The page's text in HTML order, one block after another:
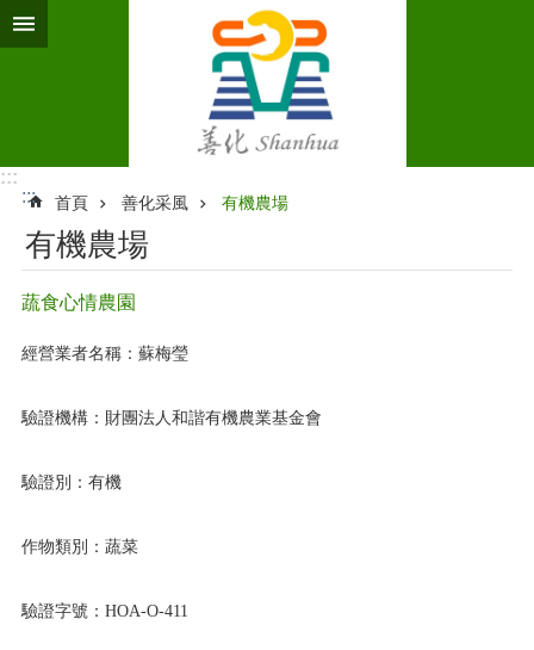
跳到主要內容區塊
:::
:::
首頁 善化采風 有機農場
有機農場
蔬食心情農園
經營業者名稱：蘇梅瑩
驗證機構：財團法人和諧有機農業基金會
驗證別：有機
作物類別：蔬菜
驗證字號：HOA-O-411